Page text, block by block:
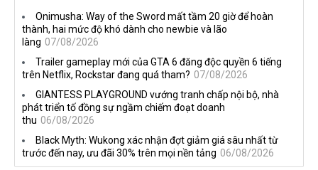
Onimusha: Way of the Sword mất tầm 20 giờ để hoàn
thành, hai mức độ khó dành cho newbie và lão
làng 07/08/2026
Trailer gameplay mới của GTA 6 đăng độc quyền 6 tiếng
trên Netflix, Rockstar đang quá tham? 07/08/2026
GIANTESS PLAYGROUND vướng tranh chấp nội bộ, nhà
phát triển tố đồng sự ngầm chiếm đoạt doanh
thu 06/08/2026
Black Myth: Wukong xác nhận đợt giảm giá sâu nhất từ
trước đến nay, ưu đãi 30% trên mọi nền tảng 06/08/2026